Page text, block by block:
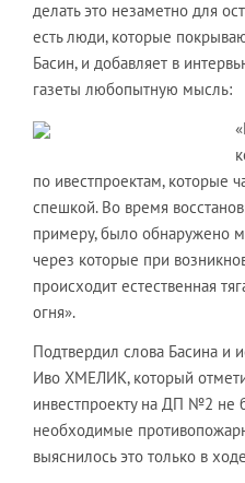
делать это незаметно для
есть люди, которые
Басин, и добавляет в
газеты любопытную мысль:
по ивестпроектам, которые
спешкой. Во время
примеру, было обнаружено
через которые при
происходит естественная
огня».
Подтвердил слова Басина и
Иво ХМЕЛИК, который
инвестпроекту на ДП №2 не
необходимые
выяснилось это только в